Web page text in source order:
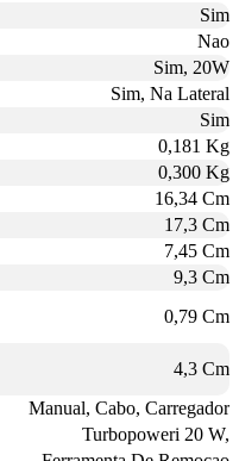
Sim
Nao
Sim, 20W
Sim, Na Lateral
Sim
0,181 Kg
0,300 Kg
16,34 Cm
17,3 Cm
7,45 Cm
9,3 Cm
0,79 Cm
4,3 Cm
Manual, Cabo, Carregador
Turbopoweri 20 W,